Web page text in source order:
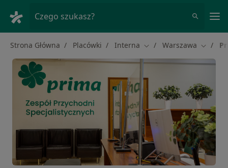
Czego szukasz?
Strona Główna Placówki Interna Zmień miasto
Warszawa Zmień